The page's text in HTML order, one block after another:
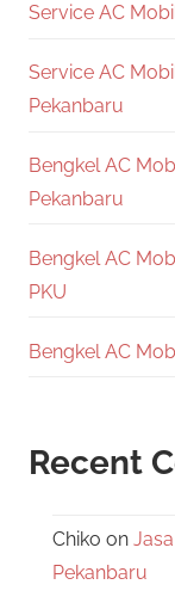
Service AC
Service AC
Pekanbaru
Bengkel AC
Pekanbaru
Bengkel AC
PKU
Bengkel AC
Recent
Chiko on
Pekanbaru